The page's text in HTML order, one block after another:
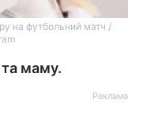
на футбольний матч /
маму.
Реклама